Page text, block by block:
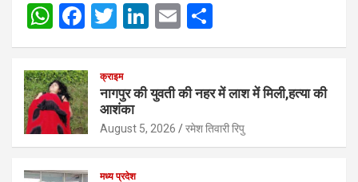
W
h
at
s
A
p
p
F
a
ce
b
o
o
k
T
wi
tt
er
Li
n
dI
n
E
m h
e
क्राइम
नागपुर की युवती की नहर में लाश में मिली,हत्या की
आशंका
August 5, 2026 रमेश तिवारी रिपु
मध्य प्रदेश